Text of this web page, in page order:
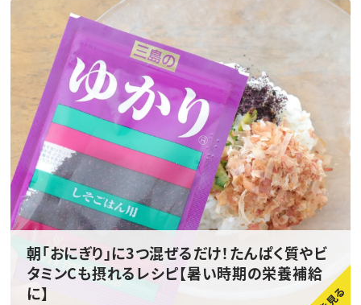
朝「おにぎり」に3つ混ぜるだけ！たんぱく質やビ
タミンCも摂れるレシピ【暑い時期の栄養補給
に】